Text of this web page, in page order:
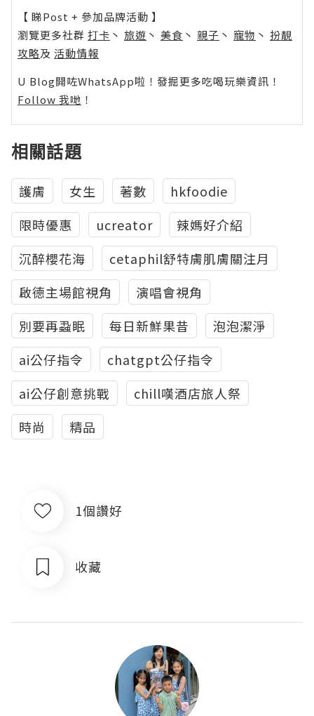
【 睇Post + 參加品牌活動 】
瀏覽更多社群 打卡 丶 旅遊 丶 美食 丶 親子 丶 寵物 丶 扮靚
攻略及 活動情報
U Blog開咗WhatsApp啦！發掘更多吃喝玩樂資訊！
Follow 我哋 ！
相關話題
護膚 女生 著數
hkfoodie
限時優惠
ucreator
辣媽好介紹
沉醉櫻花海
cetaphil舒特膚肌膚關注月
啟德主場館視角
演唱會視角
別要再蝨眠
每日新鮮果昔
泡泡潔淨
ai公仔指令
chatgpt公仔指令
ai公仔創意挑戰
chill嘆酒店旅人祭
時尚
精品
1個讚好
收藏